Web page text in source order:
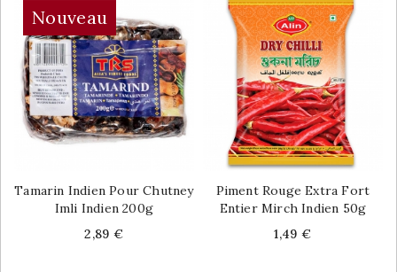
Nouveau
Tamarin Indien Pour Chutney
Imli Indien 200g
Price
2,89 €
Piment Rouge Extra Fort
Entier Mirch Indien 50g
Price
1,49 €